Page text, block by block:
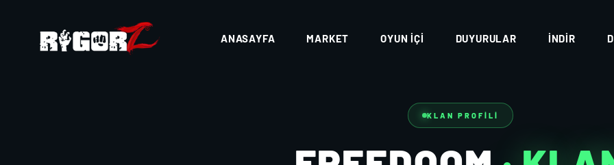
ANASAYFA MARKET OYUN İÇI DUYURULAR İNDIR
KLAN PROFILI